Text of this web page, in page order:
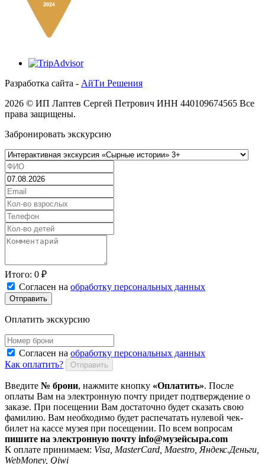
Разработка сайта - АйТи Решения
2026 © ИП Лаптев Сергей Петрович ИНН 440109674565 Все
права защищены.
Забронировать экскурсию
Итого: 0 ₽
Согласен на обработку персональных данных
Отправить
Оплатить экскурсию
Согласен на обработку персональных данных
Как оплатить?
Отправить
Введите № брони, нажмите кнопку «Оплатить». После
оплаты Вам на электронную почту придет подтверждение о
заказе. При посещении Вам достаточно будет сказать свою
фамилию. Вам необходимо будет распечатать нулевой чек-
билет на кассе музея при посещении. По всем вопросам
пишите на электронную почту info@музейсыра.com
К оплате принимаем: Visa, MasterCard, Maestro, Яндекс.Деньги,
WebMoney, Qiwi